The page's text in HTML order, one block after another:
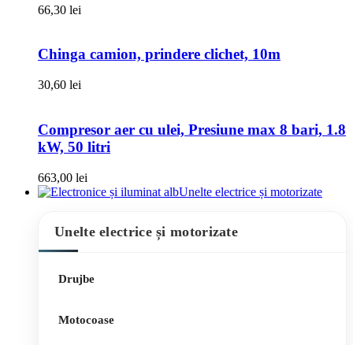
66,30 lei
Chinga camion, prindere clichet, 10m
30,60 lei
Compresor aer cu ulei, Presiune max 8 bari, 1.8
kW, 50 litri
663,00 lei
Unelte electrice și motorizate
Unelte electrice și motorizate
Drujbe
Motocoase